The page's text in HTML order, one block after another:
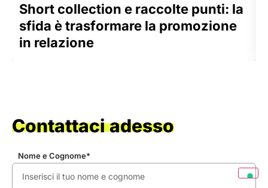
Short collection e raccolte punti: la
sfida è trasformare la promozione
in relazione
Contattaci adesso
Nome e Cognome*